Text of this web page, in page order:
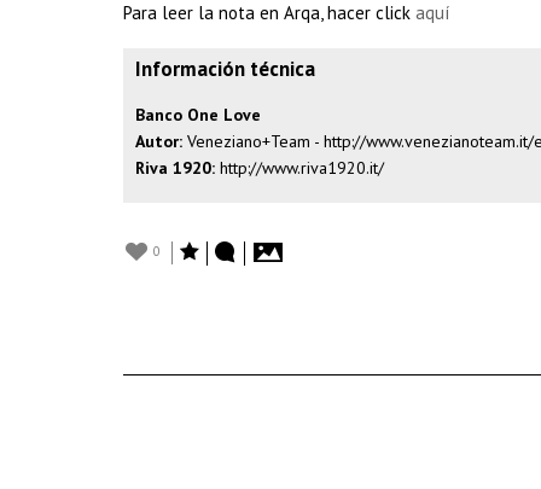
Para leer la nota en Arqa, hacer click aquí
Información técnica
Banco One Love
Autor: Veneziano+Team - http://www.venezianoteam.it/
Riva 1920: http://www.riva1920.it/
0